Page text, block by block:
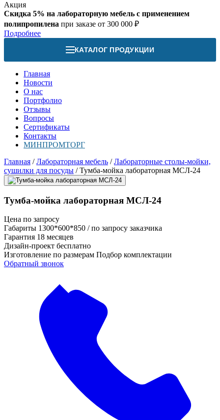
Акция
Скидка 5% на лабораторную мебель с применением
полипропилена при заказе от 300 000 ₽
Подробнее
КАТАЛОГ ПРОДУКЦИИ
Главная
Новости
О нас
Портфолио
Отзывы
Вопросы
Сертификаты
Контакты
МИНПРОМТОРГ
Главная / Лабораторная мебель / Лабораторные столы-мойки,
сушилки для посуды / Тумба-мойка лабораторная МСЛ-24
Тумба-мойка лабораторная МСЛ-24
Цена по запросу
Габариты 1300*600*850 / по запросу заказчика
Гарантия 18 месяцев
Дизайн-проект бесплатно
Изготовление по размерам Подбор комплектации
Обратный звонок